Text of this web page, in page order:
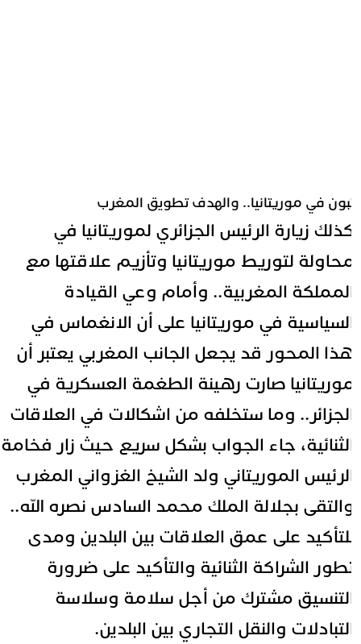
في موريتانيا.. والهدف تطويق المغرب
زيارة الرئيس الجزائري لموريتانيا في
لتوريط موريتانيا وتأزيم علاقتها مع
المغربية.. وأمام وعي القيادة
في موريتانيا على أن الانغماس في
المحور قد يجعل الجانب المغربي يعتبر أن
صارت رهينة الطغمة العسكرية في
وما ستخلفه من اشكالات في العلاقات
جاء الجواب بشكل سريع حيث زار فخامة
الموريتاني ولد الشيخ الغزواني المغرب
بجلالة الملك محمد السادس نصره الله..
على عمق العلاقات بين البلدين ومدى
الشراكة الثنائية والتأكيد على ضرورة
مشترك من أجل سلامة وسلاسة
والنقل التجاري بين البلدين.